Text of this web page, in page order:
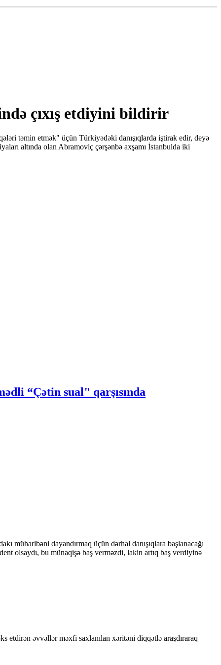
çıxış etdiyini bildirir
təmin etmək" üçün Türkiyədəki danışıqlarda iştirak edir, deyə
altında olan Abramoviç çərşənbə axşamı İstanbulda iki
“Çətin sual" qarşısında
müharibəni dayandırmaq üçün dərhal danışıqlara başlanacağı
olsaydı, bu münaqişə baş verməzdi, lakin artıq baş verdiyinə
etdirən əvvəllər məxfi saxlanılan xəritəni diqqətlə araşdıraraq